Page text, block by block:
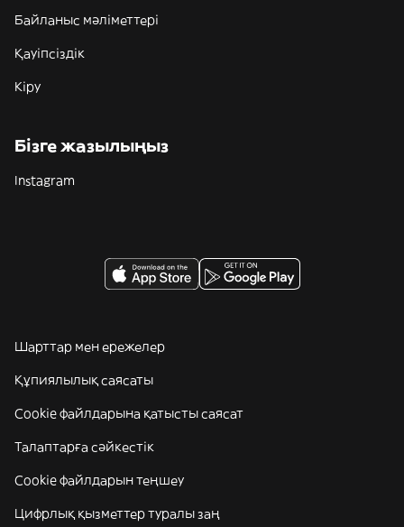
Байланыс мәліметтері
Қауіпсіздік
Кіру
Бізге жазылыңыз
Instagram
Шарттар мен ережелер
Құпиялылық саясаты
Cookie файлдарына қатысты саясат
Талаптарға сәйкестік
Cookie файлдарын теңшеу
Цифрлық қызметтер туралы заң